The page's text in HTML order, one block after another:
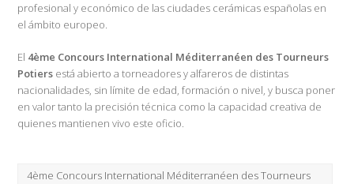
profesional y económico de las ciudades cerámicas españolas en
el ámbito europeo.
El 4ème Concours International Méditerranéen des Tourneurs
Potiers está abierto a torneadores y alfareros de distintas
nacionalidades, sin límite de edad, formación o nivel, y busca poner
en valor tanto la precisión técnica como la capacidad creativa de
quienes mantienen vivo este oficio.
4ème Concours International Méditerranéen des Tourneurs